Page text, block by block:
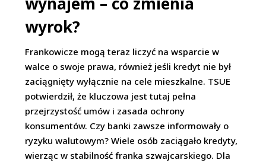
wyrok?
Frankowicze mogą teraz liczyć na wsparcie w
walce o swoje prawa, również jeśli kredyt nie był
zaciągnięty wyłącznie na cele mieszkalne. TSUE
potwierdził, że kluczowa jest tutaj pełna
przejrzystość umów i zasada ochrony
konsumentów. Czy banki zawsze informowały o
ryzyku walutowym? Wiele osób zaciągało kredyty,
wierząc w stabilność franka szwajcarskiego. Dla